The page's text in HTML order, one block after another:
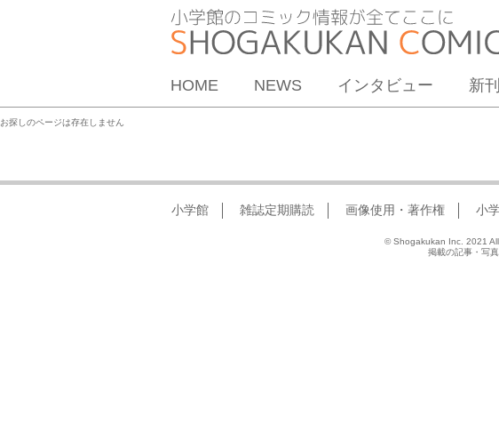
HOME NEWS インタビュー 新刊
お探しのページは存在しません
小学館 雑誌定期購読 画像使用・著作権 小
© Shogakukan Inc. 2021
掲載の記事・写